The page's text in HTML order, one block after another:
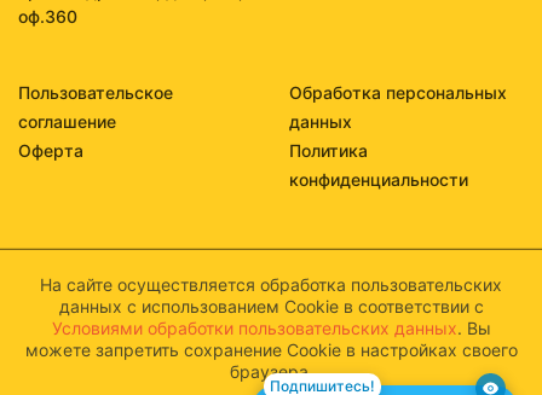
оф.360
Пользовательское
соглашение
Обработка персональных
данных
Оферта
Политика
конфиденциальности
На сайте осуществляется обработка пользовательских
данных с использованием Cookie в соответствии с
Условиями обработки пользовательских данных. Вы
можете запретить сохранение Cookie в настройках своего
браузера.
Подпишитесь!